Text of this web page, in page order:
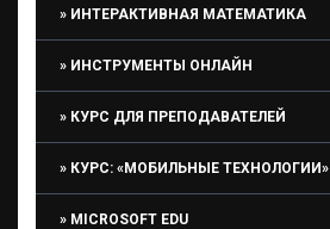
ИНТЕРАКТИВНАЯ МАТЕМАТИКА
ИНСТРУМЕНТЫ ОНЛАЙН
КУРС ДЛЯ ПРЕПОДАВАТЕЛЕЙ
КУРС: «МОБИЛЬНЫЕ ТЕХНОЛОГИИ»
MICROSOFT EDU